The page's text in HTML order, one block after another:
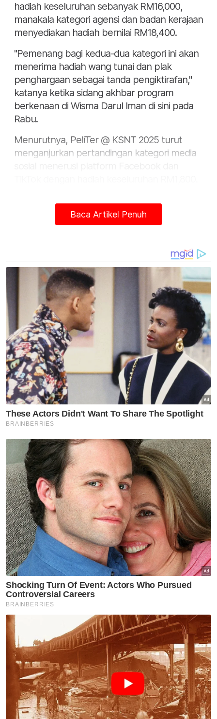
hadiah keseluruhan sebanyak RM16,000,
manakala kategori agensi dan badan kerajaan
menyediakan hadiah bernilai RM18,400.
"Pemenang bagi kedua-dua kategori ini akan
menerima hadiah wang tunai dan plak
penghargaan sebagai tanda pengiktirafan,"
katanya ketika sidang akhbar program
berkenaan di Wisma Darul Iman di sini pada
Rabu.
Menurutnya, PeliTer @ KSNT 2025 turut
menganjurkan pertandingan kategori media
menggalakkan masyarakat memeriahkan lagi
suasana pelita raya melalui kreativiti di media
"Program ini turut melibatkan penyertaan
negeri jiran seperti Kelantan dan Perlis serta
negara luar seperti Thailand, Bangladesh,
Myanmar, Indonesia, dan Nepal," katanya.
Ujar beliau, program ini juga menjadi
pembuka tirai kepada pelaksanaan Ramadan
@ Terengganu 1446H/2025M yang
menawarkan 101 aktiviti termasuk Bazar
Ramadan, Bazar Aidilfitri, Madinah Ramadan,
dan pelbagai program anjuran agensi
kerajaan, NGO dan pihak swasta.
Jelasnya, sebanyak 23 acara utama akan
dipromosikan menerusi e-brosur sebagai
rujukan pelancong sebelum dan semasa
berada di Terengganu sepanjang Ramadan.
Artikel Berkaitan:
Jururawat rugi RM40,000 diperdaya ‘Love Scam’
Andalusia tawar hadiah berjumlah RM500,000
melalui JIMBA
Polis rampas tiga jenis burung bernilai RM40,000
Muat turun aplikasi Sinar Harian.Klik di sini!
Baca Artikel Penuh